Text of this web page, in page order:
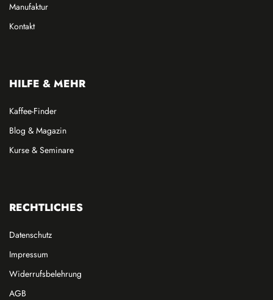
Manufaktur
Kontakt
HILFE & MEHR
Kaffee-Finder
Blog & Magazin
Kurse & Seminare
RECHTLICHES
Datenschutz
Impressum
Widerrufsbelehrung
AGB